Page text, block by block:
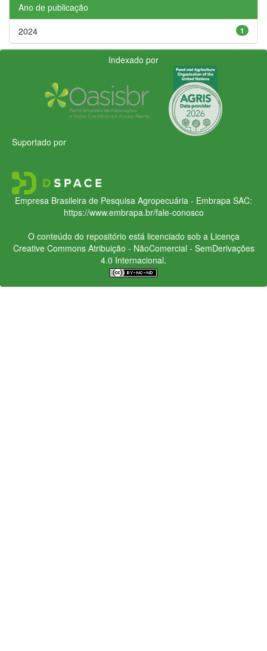
Ano de publicação
1
2024
Indexado por
Suportado por
Empresa Brasileira de Pesquisa Agropecuária - Embrapa SAC:
https://www.embrapa.br/fale-conosco
O conteúdo do repositório está licenciado sob a Licença
Creative CommonsAtribuição - NãoComercial - SemDerivações
4.0 Internacional.